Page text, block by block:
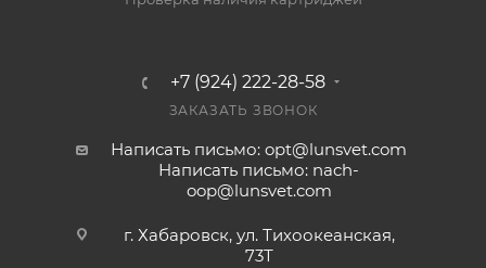
+7 (924) 222-28-58
ЗАКАЗАТЬ ЗВОНОК
Написать письмо: opt@lunsvet.com
Написать письмо: nach-
oop@lunsvet.com
г. Хабаровск, ул. Тихоокеанская,
73Т